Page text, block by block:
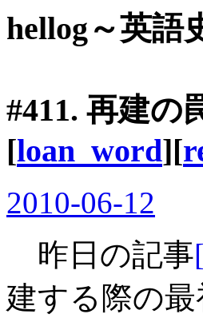
hellog～英語
#411. 再建の
[loan_word][
2010-06-12
昨日の記事
建する際の